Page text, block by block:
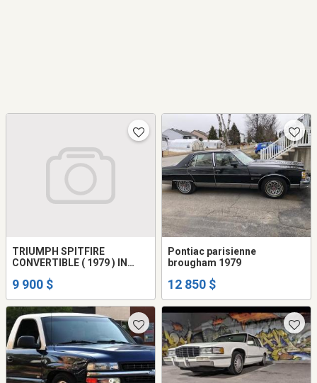
TRIUMPH SPITFIRE
CONVERTIBLE ( 1979 ) IN
9 900 $
Pontiac parisienne
brougham 1979
12 850 $